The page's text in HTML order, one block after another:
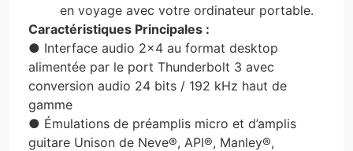
en voyage avec votre ordinateur portable.
Caractéristiques Principales :
● Interface audio 2×4 au format desktop
alimentée par le port Thunderbolt 3 avec
conversion audio 24 bits / 192 kHz haut de
gamme
● Émulations de préamplis micro et d’amplis
guitare Unison de Neve®, API®, Manley®,